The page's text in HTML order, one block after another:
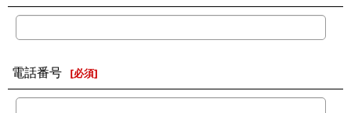
電話番号 [必須]